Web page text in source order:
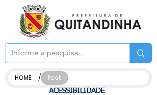
ACESSIBILIDADE
HOME / Post